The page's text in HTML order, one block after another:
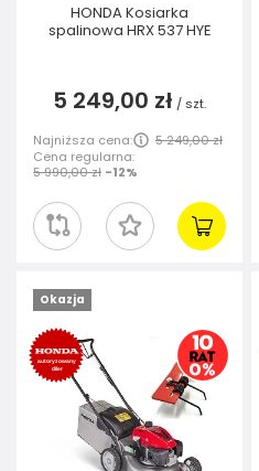
HONDA Kosiarka
spalinowa HRX 537 HYE
5 249,00 zł / szt.
Najniższa cena:
5 249,00 zł
Cena regularna:
5 990,00 zł -12%
Okazja